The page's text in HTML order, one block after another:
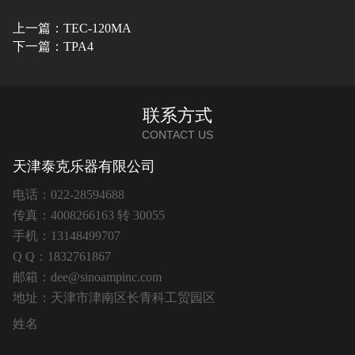
上一篇：TEC-120MA
下一篇：TPA4
联系方式
CONTACT US
天津泰克乐器有限公司
电话：022-28594688
传真：4008266163 转 30055
手机：13148499707
Q Q：1832761867
邮箱：dee@sinoampinc.com
地址：天津市津南区长青科工贸园区
姓名